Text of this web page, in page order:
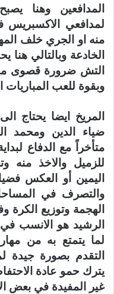
المدافعين وهنا
لمدافعي الاكسبريس
منه او الجري خلف
الخادعة وبالتالي
التش ضرورة قصوى
وبقوة للعب المباريات
المريخ ايضا يحتاج
ضياء الدين ومحمد
متأخراً مع الدفاع
للزميل والاخذ منه
اليمين أو العكس
والتصرف في
الهجمة وتوزيع
الرشيد هو الانسب
لما يتمتع به من
التقدم بصورة جيدة
يترك حمو عادة
غير المفيدة في بعض